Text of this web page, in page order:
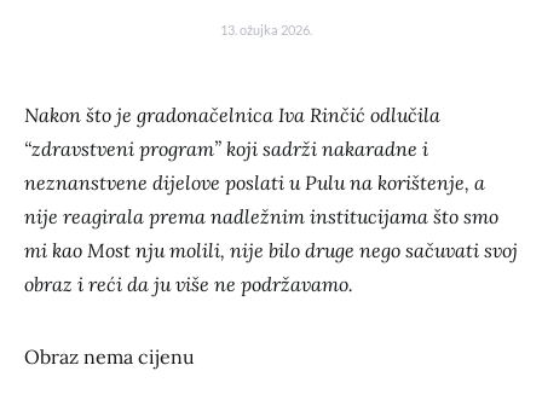
13. ožujka 2026.
Nakon što je gradonačelnica Iva Rinčić odlučila
“zdravstveni program” koji sadrži nakaradne i
neznanstvene dijelove poslati u Pulu na korištenje, a
nije reagirala prema nadležnim institucijama što smo
mi kao Most nju molili, nije bilo druge nego sačuvati svoj
obraz i reći da ju više ne podržavamo.
Obraz nema cijenu